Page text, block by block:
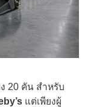
ง 20 คัน สำหรับ
แต่เพียงผู้